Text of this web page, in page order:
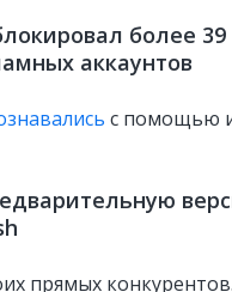
более
аккаунтов
с помощью
прямых конкурентов.